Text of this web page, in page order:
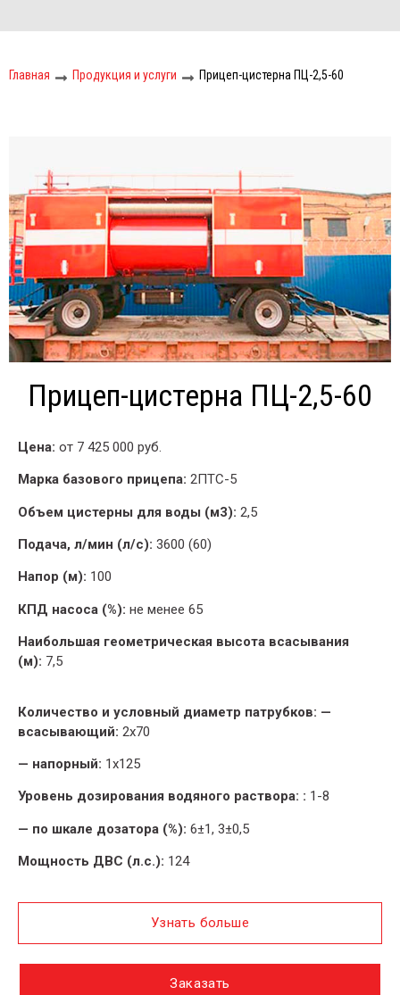
Главная Продукция и услуги Прицеп-цистерна ПЦ-2,5-60
Прицеп-цистерна ПЦ-2,5-60
Цена: от 7 425 000 руб.
Марка базового прицепа: 2ПТС-5
Объем цистерны для воды (м3): 2,5
Подача, л/мин (л/с): 3600 (60)
Напор (м): 100
КПД насоса (%): не менее 65
Наибольшая геометрическая высота всасывания
(м): 7,5
Количество и условный диаметр патрубков: —
всасывающий: 2х70
— напорный: 1х125
Уровень дозирования водяного раствора: : 1-8
— по шкале дозатора (%): 6±1, 3±0,5
Мощность ДВС (л.с.): 124
Узнать больше
Заказать